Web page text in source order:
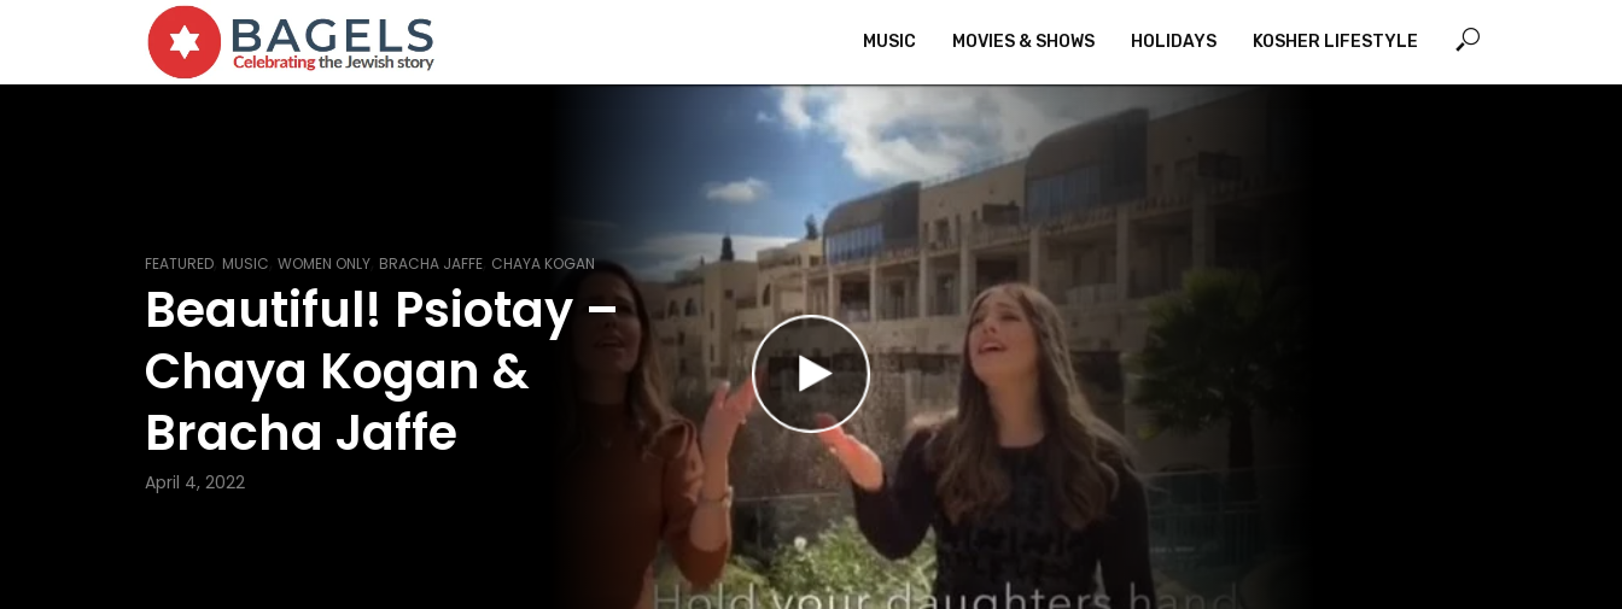
MUSIC MOVIES & SHOWS HOLIDAYS KOSHER LIFESTYLE
FEATURED MUSIC WOMEN ONLY BRACHA JAFFE CHAYA KOGAN
Beautiful! Psiotay –
Chaya Kogan &
Bracha Jaffe
April 4, 2022